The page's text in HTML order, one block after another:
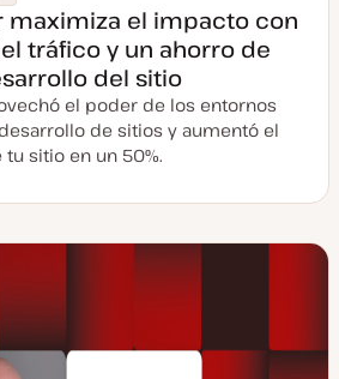
maximiza el impacto con
tráfico y un ahorro de
del sitio
el poder de los entornos
de sitios y aumentó el
sitio en un 50%.